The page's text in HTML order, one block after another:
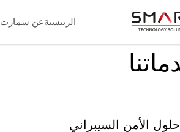
الرئيسيةعن سمارت
حلول الأمن السيبراني